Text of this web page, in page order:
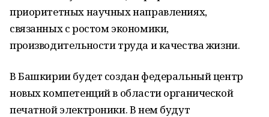
приоритетных научных направлениях,
связанных с ростом экономики,
производительности труда и качества жизни.
В Башкирии будет создан федеральный центр
новых компетенций в области органической
печатной электроники. В нем будут